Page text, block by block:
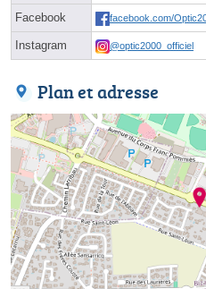
Facebook facebook.com/
Instagram @optic2000_officiel
Plan et adresse